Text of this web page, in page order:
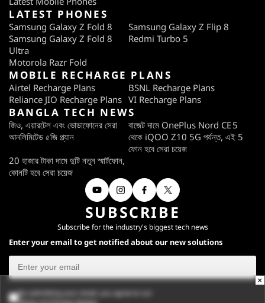
LATEST PHONES
Samsung Galaxy Z Fold 8
Samsung Galaxy Z Flip 8
Samsung Galaxy Z Fold 8
Ultra
Redmi Turbo 5
Motorola Razr Fold
MOBILE RECHARGE PLANS
Airtel Recharge Plans
BSNL Recharge Plans
Reliance JIO Recharge Plans VI Recharge Plans
BANGLA TECH NEWS
জিও, এয়ারটেল এবং ভোডাফোনের সেরা
আনলিমিটেড ৫জি প্ল্যান
বাজেট দামে OnePlus Nord CE 5
থেকে iQOO Z10 5G পর্যন্ত, এই 5
ফোন হবে সেরা চয়েজ
20 হাজার টাকা দামে দুটি নতুন স্মার্টফোন,
কোনটি হবে সেরা চয়েজ
SUBSCRIBE
Subscribe for the industry's biggest tech news
Enter your email to get notified about our new solutions
By submitting your email, you agree to our
×